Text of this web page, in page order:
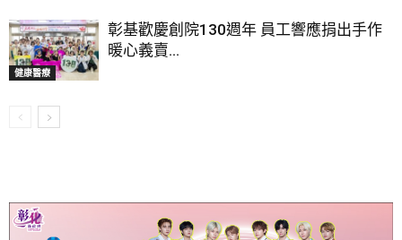
健康醫療
彰基歡慶創院130週年 員工響應捐出手作
暖心義賣...